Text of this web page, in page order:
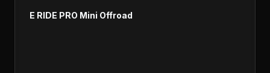
E RIDE PRO Mini Offroad